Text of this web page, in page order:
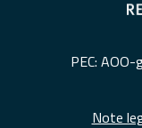
PEC:
Note